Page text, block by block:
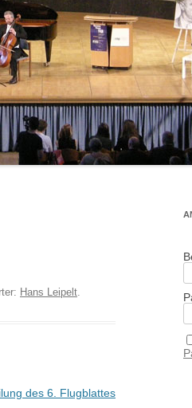
Hans Leipelt.
des 6. Flugblattes